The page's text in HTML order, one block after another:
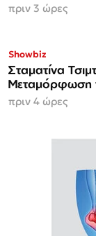
πριν 3 ώρες
Showbiz
Σταματίνα
Μεταμόρφωση
πριν 4 ώρες